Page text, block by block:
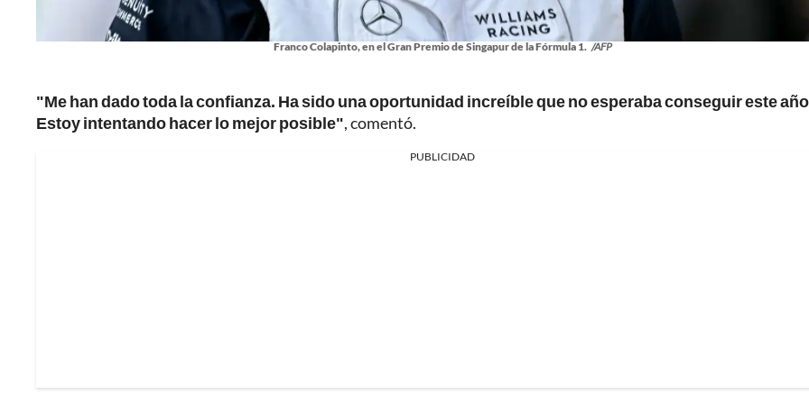
Franco Colapinto, en el Gran Premio de Singapur de la Fórmula 1. /AFP
"Me han dado toda la confianza. Ha sido una oportunidad increíble que no esperaba conseguir este
Estoy intentando hacer lo mejor posible", comentó.
PUBLICIDAD